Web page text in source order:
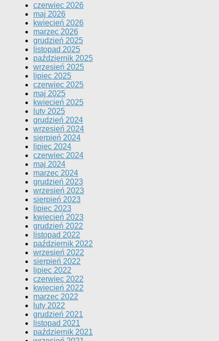
czerwiec 2026
maj 2026
kwiecień 2026
marzec 2026
grudzień 2025
listopad 2025
październik 2025
wrzesień 2025
lipiec 2025
czerwiec 2025
maj 2025
kwiecień 2025
luty 2025
grudzień 2024
wrzesień 2024
sierpień 2024
lipiec 2024
czerwiec 2024
maj 2024
marzec 2024
grudzień 2023
wrzesień 2023
sierpień 2023
lipiec 2023
kwiecień 2023
grudzień 2022
listopad 2022
październik 2022
wrzesień 2022
sierpień 2022
lipiec 2022
czerwiec 2022
kwiecień 2022
marzec 2022
luty 2022
grudzień 2021
listopad 2021
październik 2021